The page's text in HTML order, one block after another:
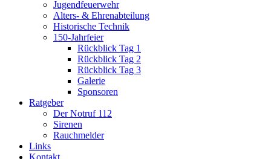
Jugendfeuerwehr
Alters- & Ehrenabteilung
Historische Technik
150-Jahrfeier
Rückblick Tag 1
Rückblick Tag 2
Rückblick Tag 3
Galerie
Sponsoren
Ratgeber
Der Notruf 112
Sirenen
Rauchmelder
Links
Kontakt